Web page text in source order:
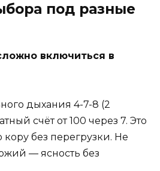
под разные
включиться в
дыхания 4-7-8 (2
счёт от 100 через 7. Это
без перегрузки. Не
— ясность без